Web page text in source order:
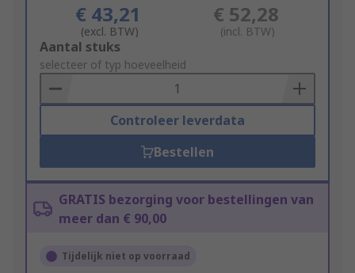
€ 43,21
(excl. BTW)
€ 52,28
(incl. BTW)
Add
to
Basket
Aantal stuks
selecteer of typ hoeveelheid
Controleer leverdata
Bestellen
GRATIS bezorging voor bestellingen van
meer dan € 90,00
Tijdelijk niet op voorraad